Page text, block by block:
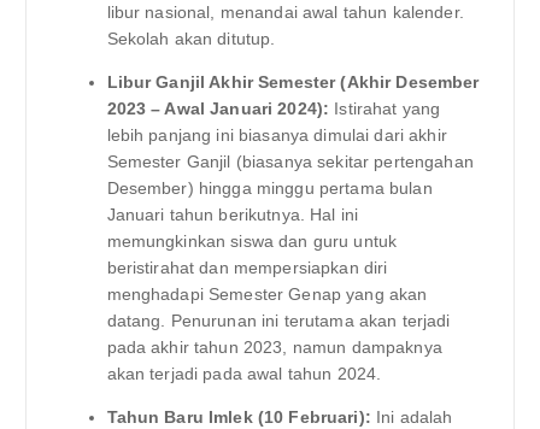
libur nasional, menandai awal tahun kalender.
Sekolah akan ditutup.
Libur Ganjil Akhir Semester (Akhir Desember
2023 – Awal Januari 2024): Istirahat yang
lebih panjang ini biasanya dimulai dari akhir
Semester Ganjil (biasanya sekitar pertengahan
Desember) hingga minggu pertama bulan
Januari tahun berikutnya. Hal ini
memungkinkan siswa dan guru untuk
beristirahat dan mempersiapkan diri
menghadapi Semester Genap yang akan
datang. Penurunan ini terutama akan terjadi
pada akhir tahun 2023, namun dampaknya
akan terjadi pada awal tahun 2024.
Tahun Baru Imlek (10 Februari): Ini adalah